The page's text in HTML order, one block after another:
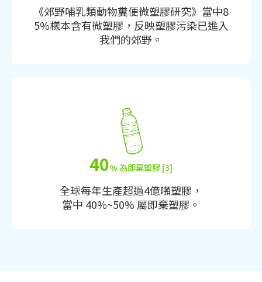
《郊野哺乳類動物糞便微塑膠研究》當中8
5%樣本含有微塑膠，反映塑膠污染已進入
我們的郊野。
40% 為即棄塑膠 [3]
全球每年生產超過4億噸塑膠，
當中 40%~50% 屬即棄塑膠。